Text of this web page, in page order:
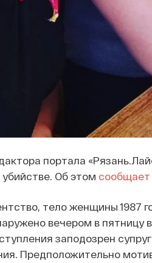
портала
Об этом сообщает
тело женщины 1987
вечером в пятницу
заподозрен
Предположительно